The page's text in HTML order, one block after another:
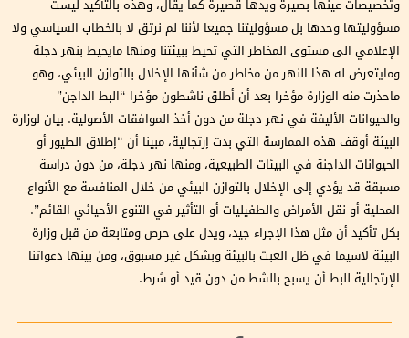
وتخصيصات عينها بصيرة ويدها قصيرة كما يقال، وهذه بالتأكيد ليست
مسؤوليتها وحدها بل مسؤوليتنا جميعا لأننا لم نرتق لا بالخطاب السياسي ولا
الإعلامي الى مستوى المخاطر التي تحيط ببيئتنا ومنها مايحيط بنهر دجلة
ومايتعرض له هذا النهر من مخاطر من شأنها الإخلال بالتوازن البيئي، وهو
ماحذرت منه الوزارة مؤخرا بعد أن أطلق ناشطون مؤخرا “البط الداجن”
والحيوانات الأليفة في نهر دجلة من دون أخذ الموافقات الأصولية. بيان لوزارة
البيئة أوقف هذه الممارسة التي بدت إرتجالية، مبينا أن “إطلاق الطيور أو
الحيوانات الداجنة في البيئات الطبيعية، ومنها نهر دجلة، من دون دراسة
مسبقة قد يؤدي إلى الإخلال بالتوازن البيئي من خلال المنافسة مع الأنواع
المحلية أو نقل الأمراض والطفيليات أو التأثير في التنوع الأحيائي القائم”.
بكل تأكيد أن مثل هذا الإجراء جيد، ويدل على حرص ومتابعة من قبل وزارة
البيئة لاسيما في ظل العبث بالبيئة وبشكل غير مسبوق، ومن بينها دعواتنا
الإرتجالية للبط أن يسبح بالشط من دون قيد أو شرط.